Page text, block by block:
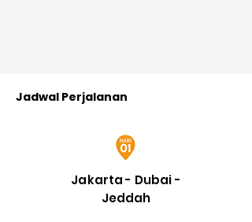
Jadwal Perjalanan
Jakarta - Dubai -
Jeddah